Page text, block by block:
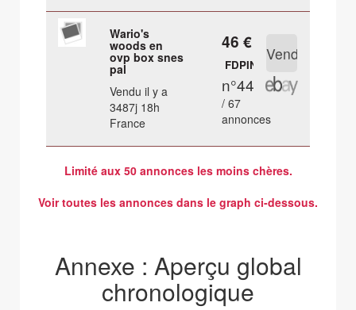
Wario's
woods en
ovp box snes
pal
Vendu il y a
3487j 18h
France
46 €
FDPIN
n°44
/ 67
annonces
Limité aux 50 annonces les moins chères.
Voir toutes les annonces dans le graph ci-dessous.
Annexe : Aperçu global
chronologique